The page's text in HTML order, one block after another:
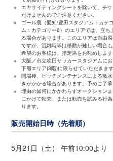
※
エキサイティングシートを除いて、チ
だけませんのでご注意ください。
※
ゴール裏（愛知/豊田スタジアム：カテ
ム：カテゴリー6）のエリアでは、立
る場合があります。このエリアは自由
ですが、混雑時等は移動が難しい場合
希望のお客様は、指定席をお勧めします
※
大阪／市立吹田サッカースタジアムに
下層エリア(3階)に限らせていただきます
※
開場後、ピッチメンテナンスによる散
きがかかる場合があります。予めご了承
※
理由の如何にかかわらずオークション
にかけて転売、または転売を試みる行
ります。
販売開始日時（先着順）
5月21日（土） 午前10:00より